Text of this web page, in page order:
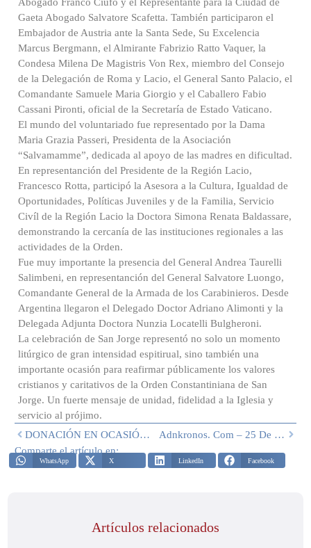
Gaeta Abogado Salvatore Scafetta. También participaron el
Embajador de Austria ante la Santa Sede, Su Excelencia
Marcus Bergmann, el Almirante Fabrizio Ratto Vaquer, la
Condesa Milena De Magistris Von Rex, miembro del Consejo
de la Delegación de Roma y Lacio, el General Santo Palacio, el
Comandante Samuele Maria Giorgio y el Caballero Fabio
Cassani Pironti, oficial de la Secretaría de Estado Vaticano.
El mundo del voluntariado fue representado por la Dama
Maria Grazia Passeri, Presidenta de la Asociación
“Salvamamme”, dedicada al apoyo de las madres en dificultad.
En representanción del Presidente de la Región Lacio,
Francesco Rotta, participó la Asesora a la Cultura, Igualdad de
Oportunidades, Políticas Juveniles y de la Familia, Servicio
Civíl de la Región Lacio la Doctora Simona Renata Baldassare,
demonstrando la cercanía de las instituciones regionales a las
actividades de la Orden.
Fue muy importante la presencia del General Andrea Taurelli
Salimbeni, en representanción del General Salvatore Luongo,
Comandante General de la Armada de los Carabinieros. Desde
Argentina llegaron el Delegado Doctor Adriano Alimonti y la
Delegada Adjunta Doctora Nunzia Locatelli Bulgheroni.
La celebración de San Jorge representó no solo un momento
litúrgico de gran intensidad espitirual, sino también una
importante ocasión para reafirmar públicamente los valores
cristianos y caritativos de la Orden Constantiniana de San
Jorge. Un fuerte mensaje de unidad, fidelidad a la Iglesia y
servicio al prójimo.
DONACIÓN EN OCASIÓN DEL 62° CUMPLEAÑOS DE SU ALTEZA REAL EL GRAN MAESTRO
Adnkronos. Com – 25 De Octubre 2025
Comparte el artículo en:
WhatsApp X LinkedIn Facebook
Artículos relacionados